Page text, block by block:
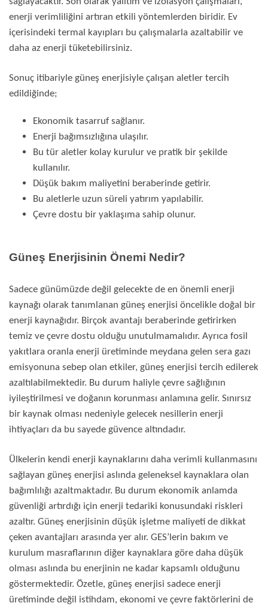
enerji verimliliğini artıran etkili yöntemlerden biridir. Ev
içerisindeki termal kayıpları bu çalışmalarla azaltabilir ve
daha az enerji tüketebilirsiniz.
Sonuç itibariyle güneş enerjisiyle çalışan aletler tercih
edildiğinde;
Ekonomik tasarruf sağlanır.
Enerji bağımsızlığına ulaşılır.
Bu tür aletler kolay kurulur ve pratik bir şekilde
kullanılır.
Düşük bakım maliyetini beraberinde getirir.
Bu aletlerle uzun süreli yatırım yapılabilir.
Çevre dostu bir yaklaşıma sahip olunur.
Güneş Enerjisinin Önemi Nedir?
Sadece günümüzde değil gelecekte de en önemli enerji
kaynağı olarak tanımlanan güneş enerjisi öncelikle doğal bir
enerji kaynağıdır. Birçok avantajı beraberinde getirirken
temiz ve çevre dostu olduğu unutulmamalıdır. Ayrıca fosil
yakıtlara oranla enerji üretiminde meydana gelen sera gazı
emisyonuna sebep olan etkiler, güneş enerjisi tercih edilerek
azaltılabilmektedir. Bu durum haliyle çevre sağlığının
iyileştirilmesi ve doğanın korunması anlamına gelir. Sınırsız
bir kaynak olması nedeniyle gelecek nesillerin enerji
ihtiyaçları da bu sayede güvence altındadır.
Ülkelerin kendi enerji kaynaklarını daha verimli kullanmasını
sağlayan güneş enerjisi aslında geleneksel kaynaklara olan
bağımlılığı azaltmaktadır. Bu durum ekonomik anlamda
güvenliği artırdığı için enerji tedariki konusundaki riskleri
azaltır. Güneş enerjisinin düşük işletme maliyeti de dikkat
çeken avantajları arasında yer alır. GES’lerin bakım ve
kurulum masraflarının diğer kaynaklara göre daha düşük
olması aslında bu enerjinin ne kadar kapsamlı olduğunu
göstermektedir. Özetle, güneş enerjisi sadece enerji
üretiminde değil istihdam, ekonomi ve çevre faktörlerini de